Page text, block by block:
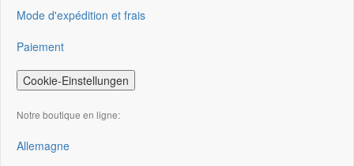
Mode d'expédition et frais
Paiement
Cookie-Einstellungen
Notre boutique en ligne:
Allemagne